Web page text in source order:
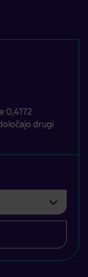
0,4172
drugi